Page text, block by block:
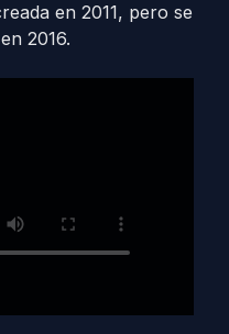
en 2011, pero se
2016.